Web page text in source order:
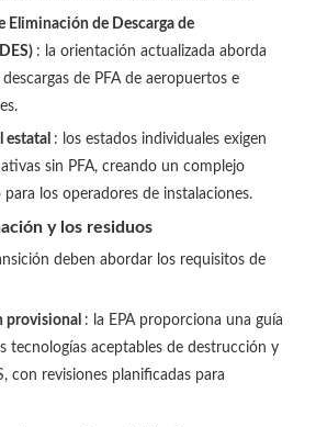
Eliminación de Descarga de
: la orientación actualizada aborda
de PFA de aeropuertos e
estatal : los estados individuales exigen
sin PFA, creando un complejo
los operadores de instalaciones.
y los residuos
deben abordar los requisitos de
provisional : la EPA proporciona una guía
tecnologías aceptables de destrucción y
con revisiones planificadas para